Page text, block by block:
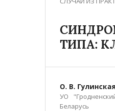
ТИПА:
О. В. Гулинская
УО
Беларусь